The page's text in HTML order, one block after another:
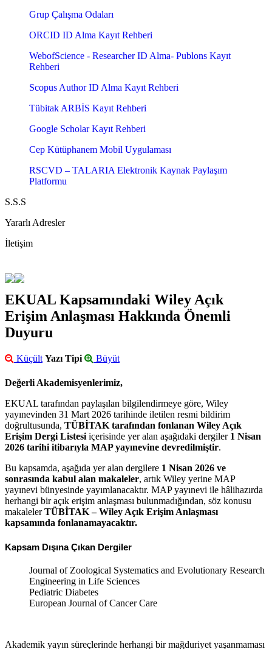
Grup Çalışma Odaları
ORCID ID Alma Kayıt Rehberi
WebofScience - Researcher ID Alma- Publons Kayıt
Rehberi
Scopus Author ID Alma Kayıt Rehberi
Tübitak ARBİS Kayıt Rehberi
Google Scholar Kayıt Rehberi
Cep Kütüphanem Mobil Uygulaması
RSCVD – TALARIA Elektronik Kaynak Paylaşım
Platformu
S.S.S
Yararlı Adresler
İletişim
EKUAL Kapsamındaki Wiley Açık
Erişim Anlaşması Hakkında Önemli
Duyuru
Küçült Yazı Tipi Büyüt
Değerli Akademisyenlerimiz,
EKUAL tarafından paylaşılan bilgilendirmeye göre, Wiley
yayınevinden 31 Mart 2026 tarihinde iletilen resmi bildirim
doğrultusunda, TÜBİTAK tarafından fonlanan Wiley Açık
Erişim Dergi Listesi içerisinde yer alan aşağıdaki dergiler 1 Nisan
2026 tarihi itibarıyla MAPyayınevine devredilmiştir.
Bu kapsamda, aşağıda yer alan dergilere 1 Nisan 2026 ve
sonrasında kabul alan makaleler, artık Wiley yerine MAP
yayınevi bünyesinde yayımlanacaktır. MAP yayınevi ile hâlihazırda
herhangi bir açık erişim anlaşması bulunmadığından, söz konusu
makalelerTÜBİTAK – Wiley Açık Erişim Anlaşması
kapsamında fonlanamayacaktır.
Kapsam Dışına Çıkan Dergiler
Journal of Zoological Systematics and Evolutionary Research
Engineering in Life Sciences
Pediatric Diabetes
European Journal of Cancer Care
Akademik yayın süreçlerinde herhangi bir mağduriyet yaşanmaması